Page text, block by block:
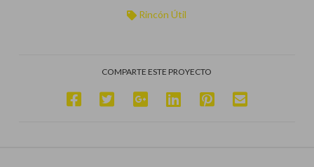
Rincón Útil
COMPARTE ESTE PROYECTO